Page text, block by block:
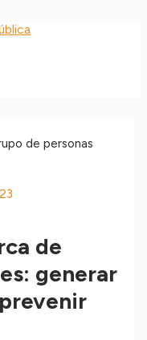
de
generar